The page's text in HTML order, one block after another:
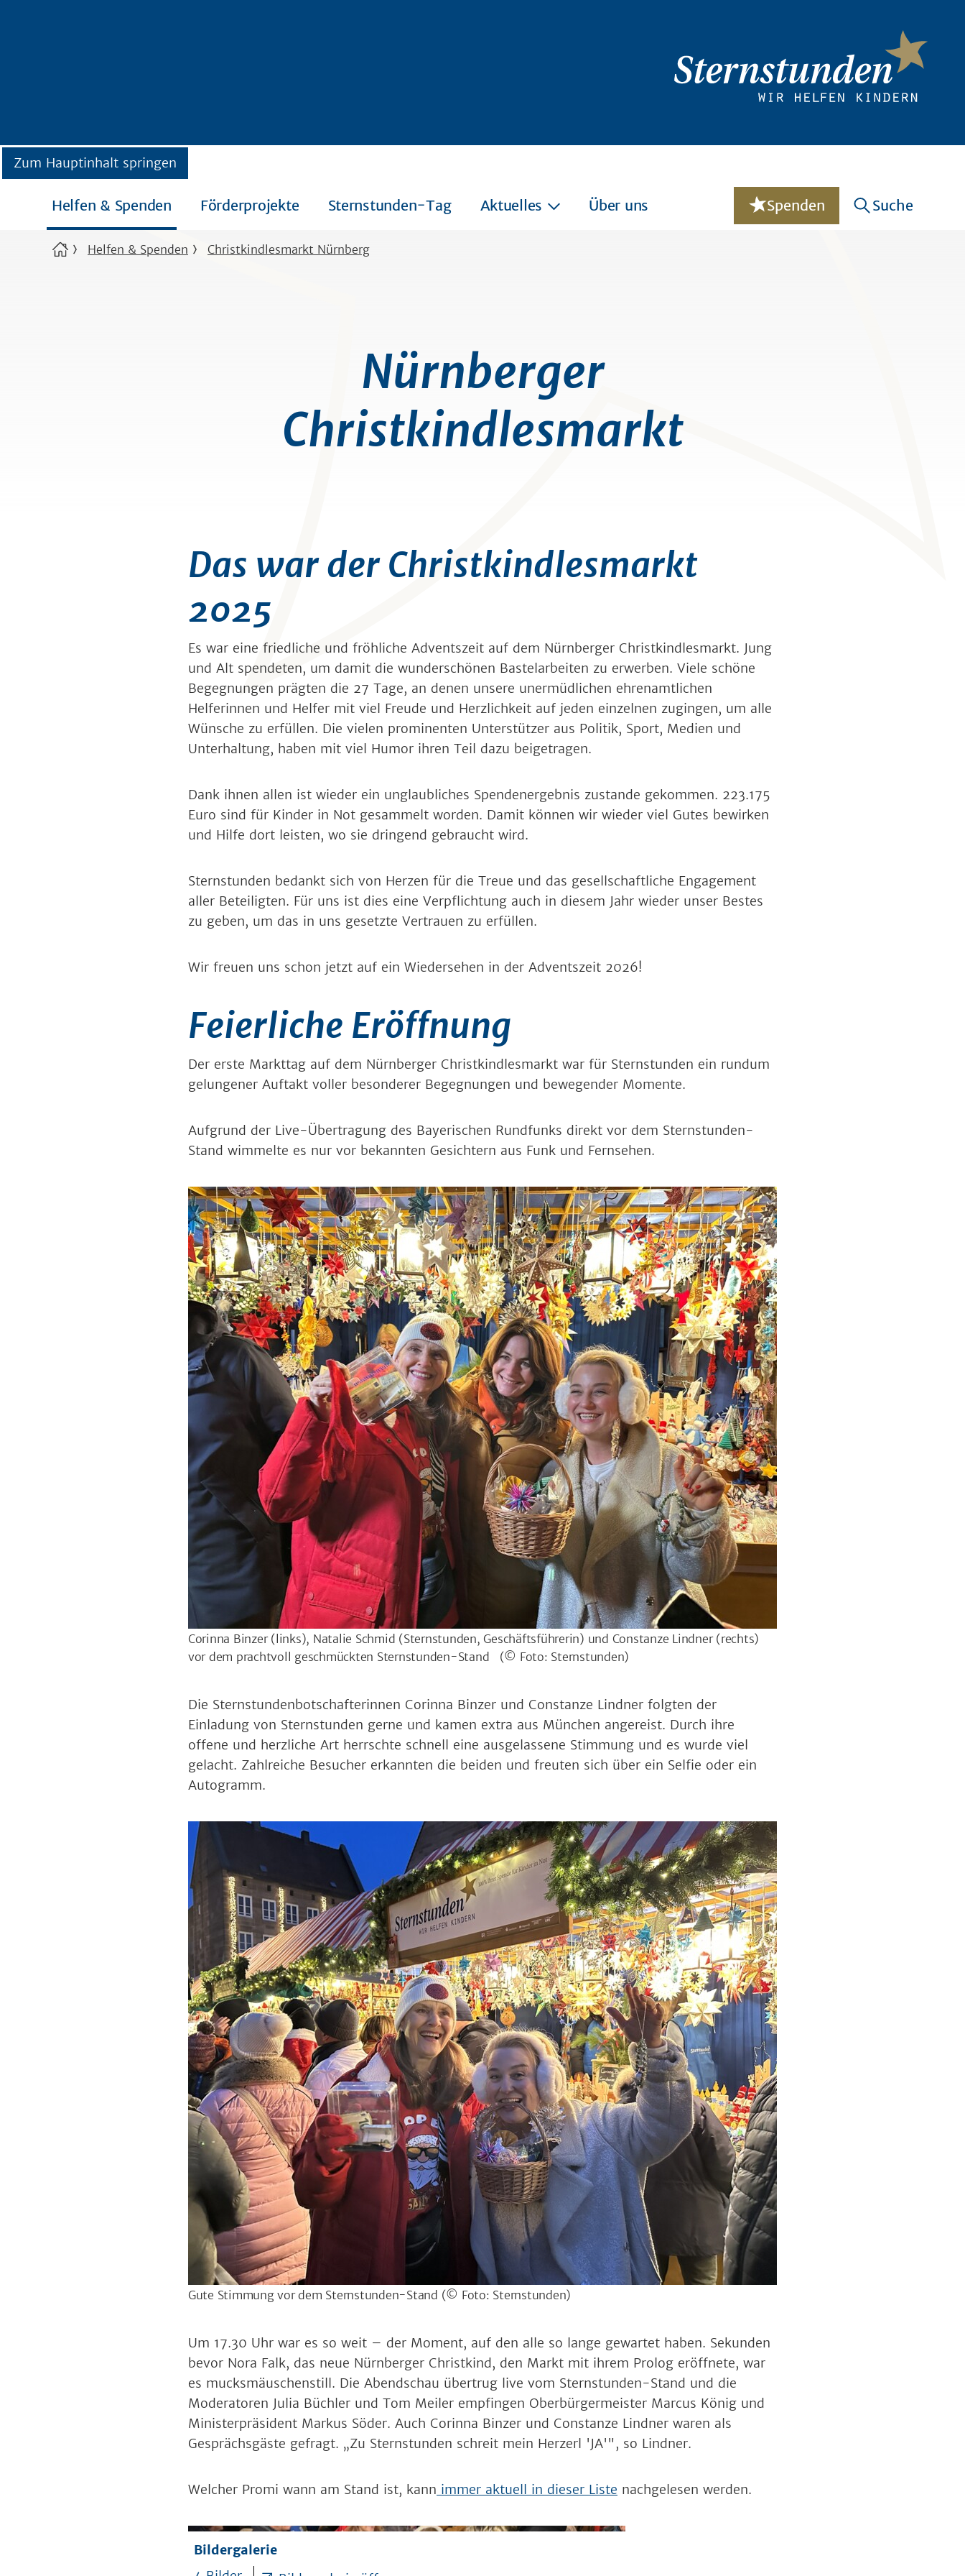
Zum Hauptinhalt springen
Helfen & Spenden Förderprojekte Sternstunden-Tag Aktuelles Über uns Spenden Suche
Helfen & Spenden Christkindlesmarkt Nürnberg
Nürnberger
Christkindlesmarkt
Das war der Christkindlesmarkt
2025
Es war eine friedliche und fröhliche Adventszeit auf dem Nürnberger Christkindlesmarkt. Jung
und Alt spendeten, um damit die wunderschönen Bastelarbeiten zu erwerben. Viele schöne
Begegnungen prägten die 27 Tage, an denen unsere unermüdlichen ehrenamtlichen
Helferinnen und Helfer mit viel Freude und Herzlichkeit auf jeden einzelnen zugingen, um alle
Wünsche zu erfüllen. Die vielen prominenten Unterstützer aus Politik, Sport, Medien und
Unterhaltung, haben mit viel Humor ihren Teil dazu beigetragen.
Dank ihnen allen ist wieder ein unglaubliches Spendenergebnis zustande gekommen. 223.175
Euro sind für Kinder in Not gesammelt worden. Damit können wir wieder viel Gutes bewirken
und Hilfe dort leisten, wo sie dringend gebraucht wird.
Sternstunden bedankt sich von Herzen für die Treue und das gesellschaftliche Engagement
aller Beteiligten. Für uns ist dies eine Verpflichtung auch in diesem Jahr wieder unser Bestes
zu geben, um das in uns gesetzte Vertrauen zu erfüllen.
Wir freuen uns schon jetzt auf ein Wiedersehen in der Adventszeit 2026!
Feierliche Eröffnung
Der erste Markttag auf dem Nürnberger Christkindlesmarkt war für Sternstunden ein rundum
gelungener Auftakt voller besonderer Begegnungen und bewegender Momente.
Aufgrund der Live-Übertragung des Bayerischen Rundfunks direkt vor dem Sternstunden-
Stand wimmelte es nur vor bekannten Gesichtern aus Funk und Fernsehen.
Corinna Binzer (links), Natalie Schmid (Sternstunden, Geschäftsführerin) und Constanze Lindner (rechts)
vor dem prachtvoll geschmückten Sternstunden-Stand (© Foto: Sternstunden)
Die Sternstundenbotschafterinnen Corinna Binzer und Constanze Lindner folgten der
Einladung von Sternstunden gerne und kamen extra aus München angereist. Durch ihre
offene und herzliche Art herrschte schnell eine ausgelassene Stimmung und es wurde viel
gelacht. Zahlreiche Besucher erkannten die beiden und freuten sich über ein Selfie oder ein
Autogramm.
Gute Stimmung vor dem Sternstunden-Stand (© Foto: Sternstunden)
Um 17.30 Uhr war es so weit – der Moment, auf den alle so lange gewartet haben. Sekunden
bevor Nora Falk, das neue Nürnberger Christkind, den Markt mit ihrem Prolog eröffnete, war
es mucksmäuschenstill. Die Abendschau übertrug live vom Sternstunden-Stand und die
Moderatoren Julia Büchler und Tom Meiler empfingen Oberbürgermeister Marcus König und
Ministerpräsident Markus Söder. Auch Corinna Binzer und Constanze Lindner waren als
Gesprächsgäste gefragt. „Zu Sternstunden schreit mein Herzerl 'JA'", so Lindner.
Welcher Promi wann am Stand ist, kann immer aktuell in dieser Liste nachgelesen werden.
Bildergalerie